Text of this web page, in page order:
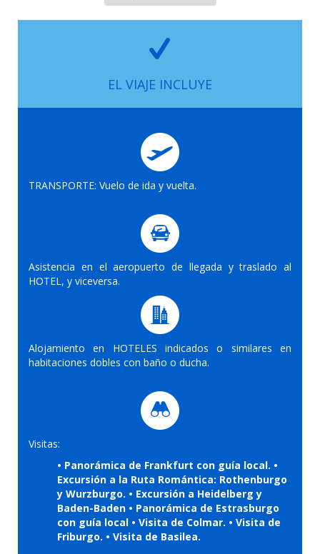
EL VIAJE INCLUYE
TRANSPORTE: Vuelo de ida y vuelta.
Asistencia en el aeropuerto de llegada y traslado al
HOTEL, y viceversa.
Alojamiento en HOTELES indicados o similares en
habitaciones dobles con baño o ducha.
Visitas:
• Panorámica de Frankfurt con guía local. •
Excursión a la Ruta Romántica: Rothenburgo
y Wurzburgo. • Excursión a Heidelberg y
Baden-Baden • Panorámica de Estrasburgo
con guía local • Visita de Colmar. • Visita de
Friburgo. • Visita de Basilea.